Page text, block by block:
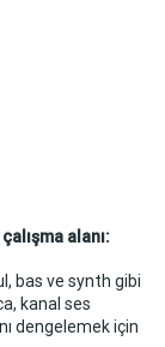
alanı:
bas ve synth gibi
kanal ses
dengelemek için